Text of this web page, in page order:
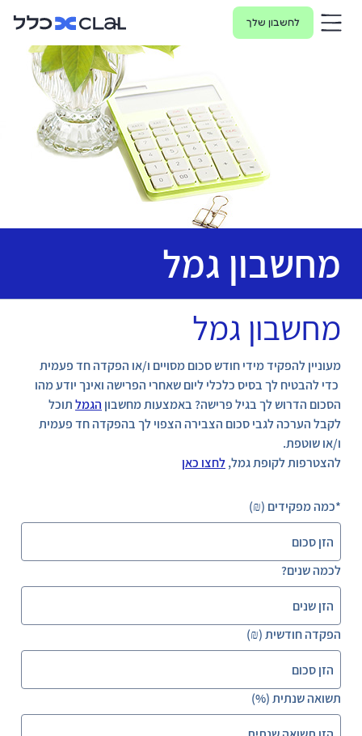
לחשבון שלך
מחשבון גמל
מחשבון גמל
מעוניין להפקיד מידי חודש סכום מסויים ו/או הפקדה חד פעמית
כדי להבטיח לך בסיס כלכלי ליום שאחרי הפרישה ואינך יודע מהו
הסכום הדרוש לך בגיל פרישה? באמצעות מחשבון הגמלתוכל
לקבל הערכה לגבי סכום הצבירה הצפוי לך בהפקדה חד פעמית
ו/או שוטפת.
להצטרפות לקופת גמל,לחצו כאן
*כמה מפקידים (₪)
לכמה שנים?
הפקדה חודשית (₪)
תשואה שנתית (%)